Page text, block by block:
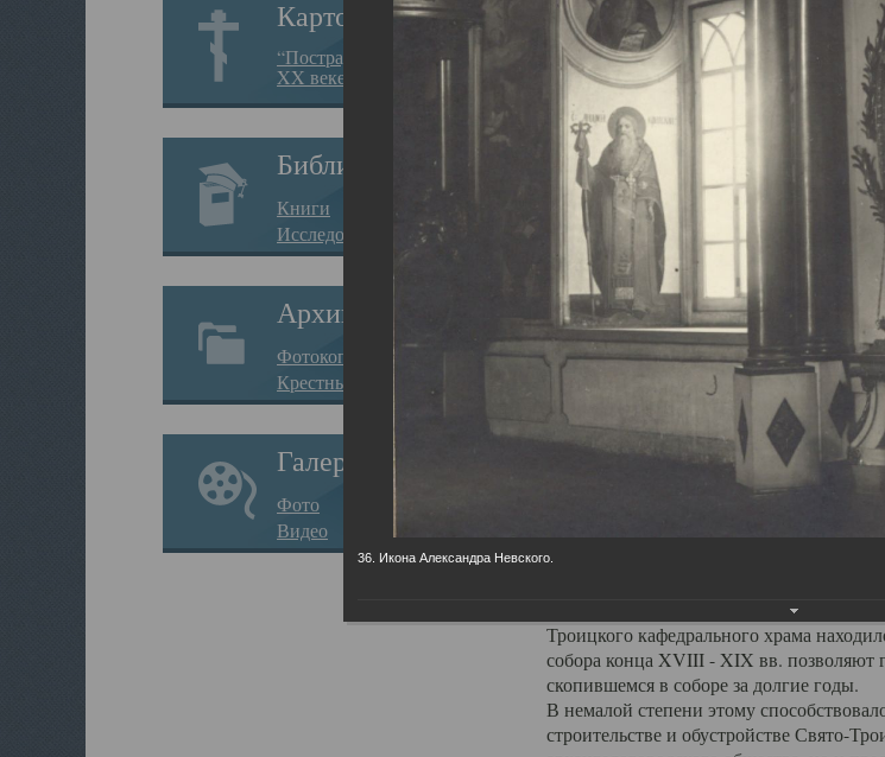
Картотека
“Пострадавшие за веру в
XX веке на Севере”
Библиотека
Книги
Исследования
Архив
Фотокопии дел
Крестные ходы
Галерея
Фото
Видео
Свято-Троицкий собор Архангельска
23.12.2015
Сегодня мы можем говорить, что
пострадал от целенаправленных
выдающихся памятников архитектуры.
вызванная борьбой с религией,
разрушение православного центра
собора Архангельска.
Возникнув в начале XVIII века в
двухэтажный Троицкий собор, сразу
XVIII веке по масштабам ему не было
оставался самым высоким и
второе место, после гостиных дворов, в
Один из самых больших и светлых
портового города с отраженными в
архангелогородской школы церковного
Масштабность, благолепие и богатство
заслуженно выделяя из
иконостас украшенный колоннами
царскими вратами, изящным
собой поистине художественную
шитьем, многочисленными предметами
неповторимый красочный ансамбль
поражающий воображение своих
Троицкого кафедрального храма
собора конца XVIII - XIX вв. позволяют
скопившемся в соборе за долгие годы.
В немалой степени этому
строительстве и обустройстве Свято-
36. Икона Александра Невского.